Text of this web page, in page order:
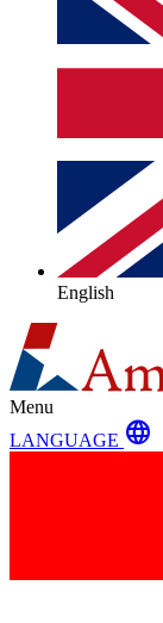
English
Menu
LANGUAGE language